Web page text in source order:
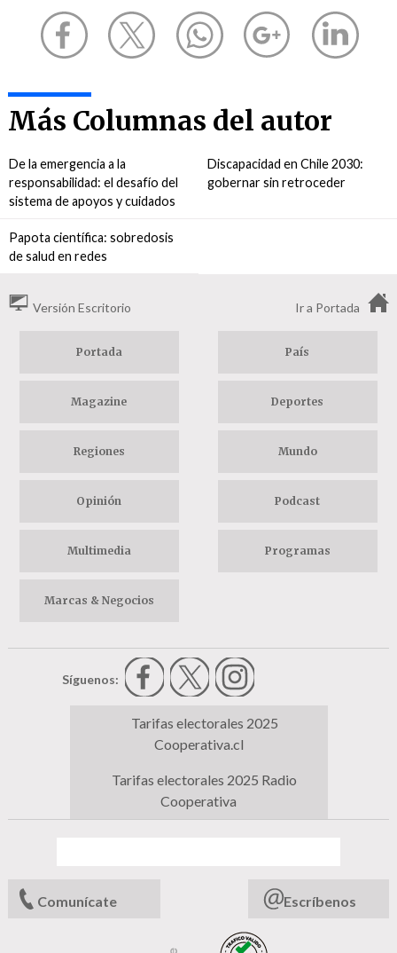
Más Columnas del autor
De la emergencia a la
responsabilidad: el desafío del
sistema de apoyos y cuidados
Discapacidad en Chile 2030:
gobernar sin retroceder
Papota científica: sobredosis
de salud en redes
Versión Escritorio Ir a Portada
Portada País
Magazine Deportes
Regiones Mundo
Opinión Podcast
Multimedia Programas
Marcas & Negocios
Síguenos:
Tarifas electorales 2025
Cooperativa.cl
Tarifas electorales 2025 Radio
Cooperativa
Comunícate Escríbenos